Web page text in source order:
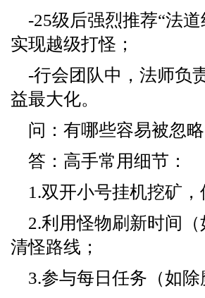
-25级后强烈推荐“法
实现越级打怪；
-行会团队中，法师负
益最大化。
问：有哪些容易被忽
答：高手常用细节：
1.双开小号挂机挖矿
2.利用怪物刷新时间
清怪路线；
3.参与每日任务（如